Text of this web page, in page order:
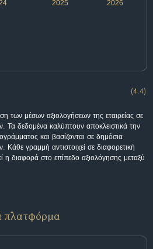
2026
2025
(4.4)
των μέσων αξιολογήσεων της εταιρείας σε
Τα δεδομένα καλύπτουν αποκλειστικά την
και βασίζονται σε δημόσια
Κάθε γραμμή αντιστοιχεί σε διαφορετική
η διαφορά στο επίπεδο αξιολόγησης μεταξύ
πλατφόρμα